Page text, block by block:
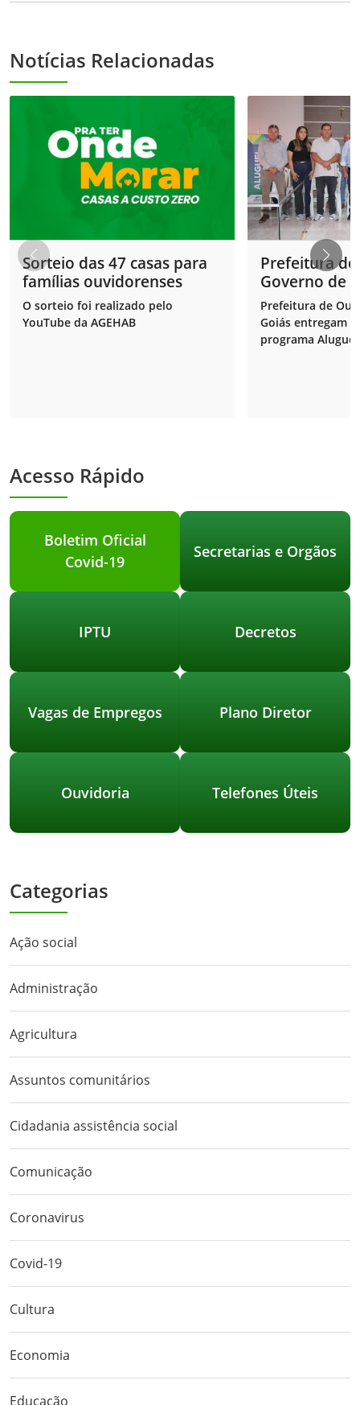
Notícias Relacionadas
Sorteio das 47 casas para
famílias ouvidorenses
O sorteio foi realizado pelo
YouTube da AGEHAB
Prefeitura
Governo de
entregam 52
programa
Prefeitura de
Goiás entregam
programa
Acesso Rápido
Boletim Oficial
Covid-19
Secretarias e Orgãos
IPTU Decretos
Vagas de Empregos Plano Diretor
Ouvidoria Telefones Úteis
Categorias
Ação social
Administração
Agricultura
Assuntos comunitários
Cidadania assistência social
Comunicação
Coronavirus
Covid-19
Cultura
Economia
Educação